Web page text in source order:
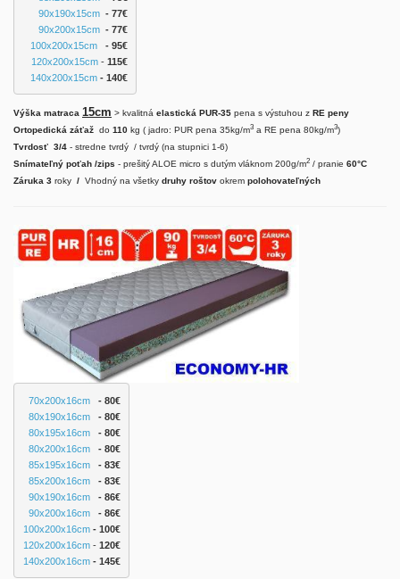
90x190x15cm - 77€
90x200x15cm
  - 77
€
100x200x15cm
   - 95
€
120x200x15cm - 115€
140x200x15cm - 140€
Výška matraca 15cm > kvalitná elastická PUR-35 pena s výstuhou z RE peny
Ortopedická záťaž do 110 kg ( jadro: PUR pena 35kg/m3 a RE pena 80kg/m3)
Tvrdosť 3/4 - stredne tvrdý / tvrdý (na stupnici 1-6)
Snímateľný poťah /zips - prešitý ALOE micro s dutým vláknom 200g/m2 / pranie 60°C
Záruka 3 roky / Vhodný na všetky druhy roštov okrem polohovateľných
70x200x16cm
   - 80€
80x190x16cm
   - 80€
80x195x16cm
   - 80€
80x200x16cm
   - 80€
85x195x16cm
- 83€
85x200x16cm
- 83€
90x190x16cm
- 86€
90x200x16cm
   - 86
€
100x200x16cm - 100€
120x200x16cm - 120€
140x200x16cm - 145€